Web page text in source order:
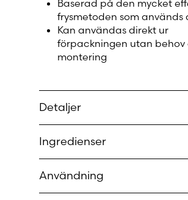
Baserad på den mycket
frysmetoden som används
Kan användas direkt ur
förpackningen utan behov
montering
Detaljer
Ingen direktkontakt mellan
hud
Effektiv behandling genom
Använd inte på barn under
Ingredienser
Användning
Poland (Polish)
Portugal (Portuguese)
Slovenia (Slovene)
Spain (Spanish)
Sweden (Swedish)